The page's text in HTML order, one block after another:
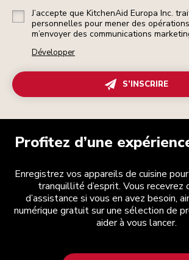
J’accepte que KitchenAid Europa Inc.
personnelles pour mener des
m’envoyer des communications
Développer
S’INSCRIRE
Profitez d’une
Enregistrez vos appareils de cuisine
tranquillité d’esprit. Vous recevrez
d’assistance si vous en avez besoin,
numérique gratuit sur une sélection de
aider à vous lancer.